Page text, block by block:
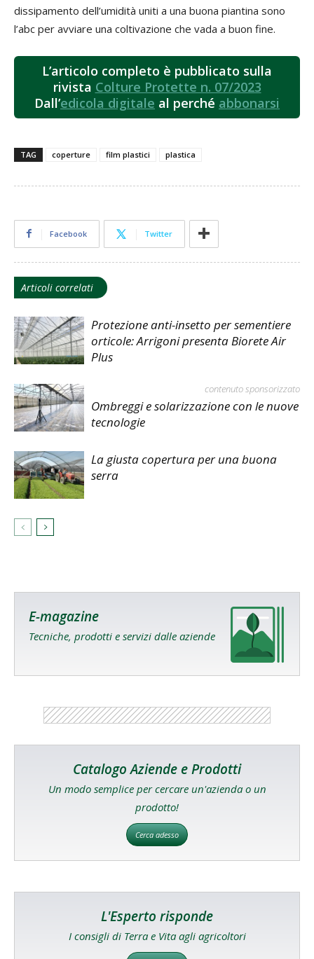
dissipamento dell’umidità uniti a una buona piantina sono
l’abc per avviare una coltivazione che vada a buon fine.
L’articolo completo è pubblicato sulla
rivista Colture Protette n. 07/2023
Dall’edicola digitale al perché abbonarsi
TAG coperture film plastici plastica
Facebook Twitter
Articoli correlati
Protezione anti-insetto per sementiere
orticole: Arrigoni presenta Biorete Air
Plus
contenuto sponsorizzato
Ombreggi e solarizzazione con le nuove
tecnologie
La giusta copertura per una buona
serra
E-magazine
Tecniche, prodotti e servizi dalle aziende
Catalogo Aziende e Prodotti
Un modo semplice per cercare un'azienda o un
prodotto!
Cerca adesso
L'Esperto risponde
I consigli di Terra e Vita agli agricoltori